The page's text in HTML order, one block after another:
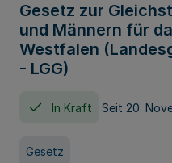
Gesetz zur
und Männern für
Westfalen
- LGG)
In Kraft Seit 20.
Gesetz